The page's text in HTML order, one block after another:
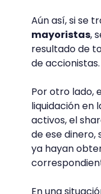
Aún así, si se
mayoristas,
resultado de
de accionistas.
Por otro lado,
liquidación en
activos, el
de ese dinero,
ya hayan